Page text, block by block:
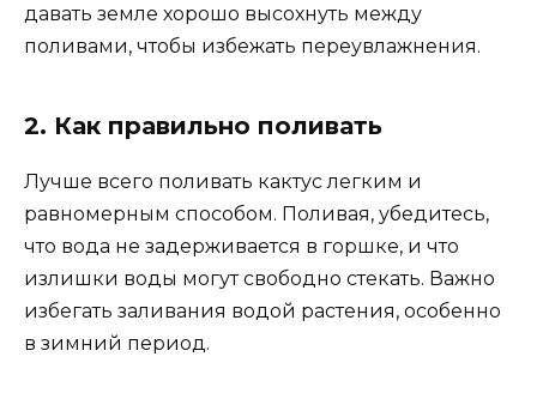
давать земле хорошо высохнуть между
поливами, чтобы избежать переувлажнения.
2. Как правильно поливать
Лучше всего поливать кактус легким и
равномерным способом. Поливая, убедитесь,
что вода не задерживается в горшке, и что
излишки воды могут свободно стекать. Важно
избегать заливания водой растения, особенно
в зимний период.